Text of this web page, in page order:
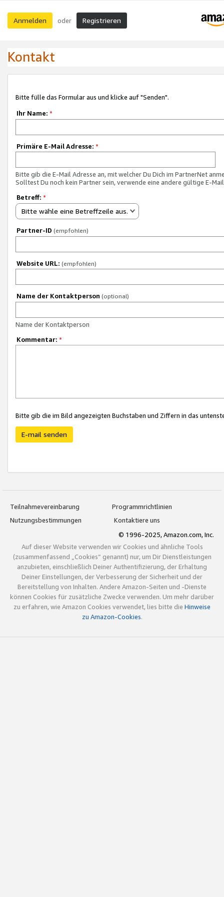
Anmelden oder Registrieren
Kontakt
Bitte fülle das Formular aus und klicke auf "Senden".
Ihr Name: *
Primäre E-Mail Adresse: *
Bitte gib die E-Mail Adresse an, mit welcher Du Dich im PartnerNet
Solltest Du noch kein Partner sein, verwende eine andere gültige E-
Betreff: *
Bitte wähle eine Betreffzeile aus.
Partner-ID (empfohlen)
Website URL: (empfohlen)
Name der Kontaktperson (optional)
Name der Kontaktperson
Kommentar: *
Bitte gib die im Bild angezeigten Buchstaben und Ziffern in das
E-mail senden
Teilnahmevereinbarung
Programmrichtlinien
Nutzungsbestimmungen
Kontaktiere uns
© 1996-2025, Amazon.com, Inc.
Auf dieser Website verwenden wir Cookies und ähnliche Tools
(zusammenfassend „Cookies“ genannt) nur, um Dir Dienstleistungen
anzubieten, einschließlich Deiner Authentifizierung, der Erhaltung
Deiner Einstellungen, der Verbesserung der Sicherheit und der
Bereitstellung von Inhalten. Andere Amazon-Seiten und -Dienste
können Cookies für zusätzliche Zwecke verwenden. Um mehr darüber
zu erfahren, wie Amazon Cookies verwendet, lies bitte die Hinweise
zu Amazon-Cookies.